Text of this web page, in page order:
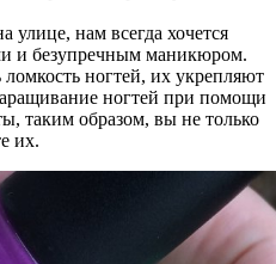
улице, нам всегда хочется
и безупречным маникюром.
ногтей, их укрепляют
ногтей при помощи
таким образом, вы не только
их.